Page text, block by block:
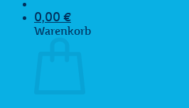
0,00 €
Warenkorb